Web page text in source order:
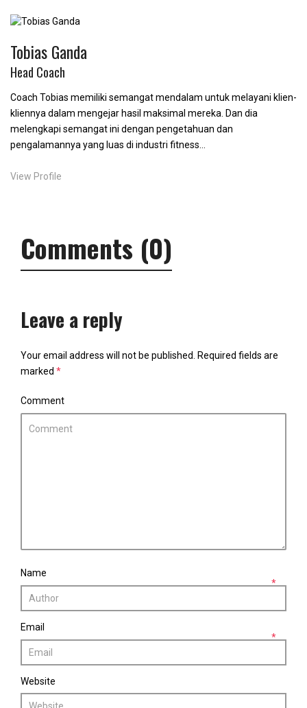
Tobias Ganda
Head Coach
Coach Tobias memiliki semangat mendalam untuk melayani klien-
kliennya dalam mengejar hasil maksimal mereka. Dan dia
melengkapi semangat ini dengan pengetahuan dan
pengalamannya yang luas di industri fitness…
View Profile
Comments (0)
Leave a reply
Your email address will not be published. Required fields are
marked *
Comment
Name
*
Email
*
Website